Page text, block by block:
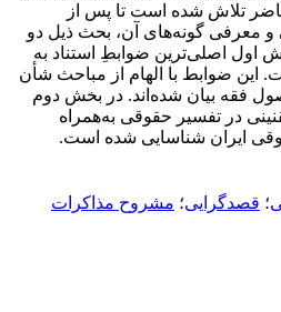
تلاش شده است تا پس از
و معرفی گونه‌های آن، بحث ذیل دو
اول اصلی‌ترین ضوابطِ استناد به
این ضوابط با الهام از مباحث شأن
فقه بیان شده‌اند. در بخش دوم
در تفسیر حقوقی به‌همراه
ایران شناسایی شده است.
؛ قصدگرایی؛ مشروح مذاکرات